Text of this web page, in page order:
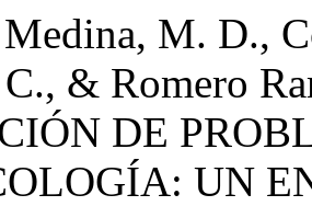
M. D.,
C., & Romero
DE
UN